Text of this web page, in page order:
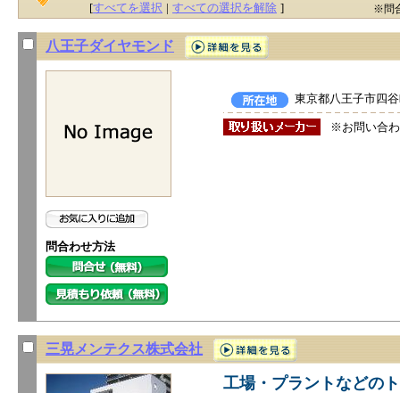
[すべてを選択 | すべての選択を解除 ] ※問
八王子ダイヤモンド
問合わせ方法
東京都八王子市四
※お問い合
三晃メンテクス株式会社
工場・プラントなどの